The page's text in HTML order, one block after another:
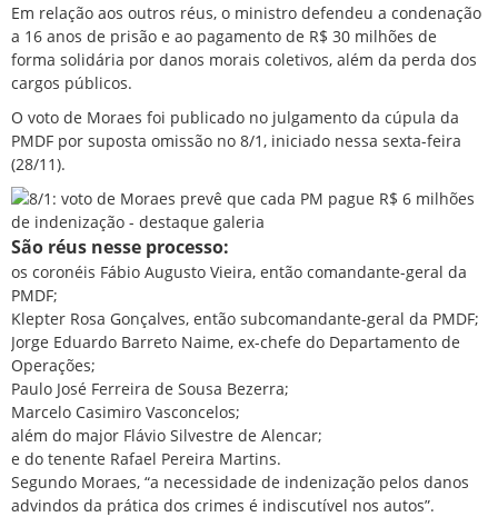
Em relação aos outros réus, o ministro defendeu a condenação
a 16 anos de prisão e ao pagamento de R$ 30 milhões de
forma solidária por danos morais coletivos, além da perda dos
cargos públicos.
O voto de Moraes foi publicado no julgamento da cúpula da
PMDF por suposta omissão no 8/1, iniciado nessa sexta-feira
(28/11).
São réus nesse processo:
os coronéis Fábio Augusto Vieira, então comandante-geral da
PMDF;
Klepter Rosa Gonçalves, então subcomandante-geral da PMDF;
Jorge Eduardo Barreto Naime, ex-chefe do Departamento de
Operações;
Paulo José Ferreira de Sousa Bezerra;
Marcelo Casimiro Vasconcelos;
além do major Flávio Silvestre de Alencar;
e do tenente Rafael Pereira Martins.
Segundo Moraes, “a necessidade de indenização pelos danos
advindos da prática dos crimes é indiscutível nos autos”.